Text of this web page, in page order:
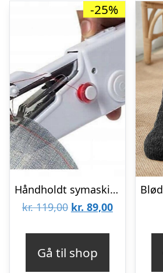
-25%
Håndholdt symaskine
kr.119,00 Den
kr. 89,00Den
Gå til shop